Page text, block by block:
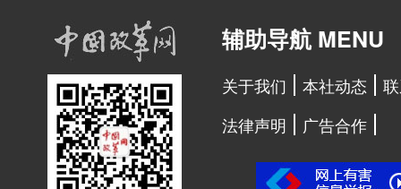
辅助导航 MENU
关于我们 本社动态
法律声明
广告合作